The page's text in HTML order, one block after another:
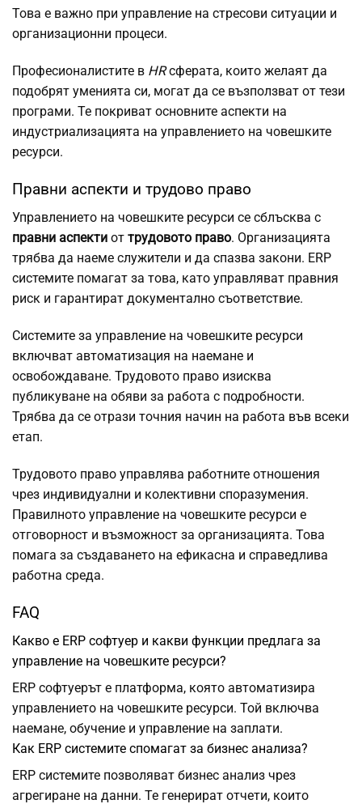
Това е важно при управление на стресови ситуации и
организационни процеси.
Професионалистите в HRсферата, които желаят да
подобрят уменията си, могат да се възползват от тези
програми. Те покриват основните аспекти на
индустриализацията на управлението на човешките
ресурси.
Правни аспекти и трудово право
Управлението на човешките ресурси се сблъсква с
правни аспекти от трудовото право. Организацията
трябва да наеме служители и да спазва закони. ERP
системите помагат за това, като управляват правния
риск и гарантират документално съответствие.
Системите за управление на човешките ресурси
включват автоматизация на наемане и
освобождаване. Трудовото право изисква
публикуване на обяви за работа с подробности.
Трябва да се отрази точния начин на работа във всеки
етап.
Трудовото право управлява работните отношения
чрез индивидуални и колективни споразумения.
Правилното управление на човешките ресурси е
отговорност и възможност за организацията. Това
помага за създаването на ефикасна и справедлива
работна среда.
FAQ
Какво е ERP софтуер и какви функции предлага за
управление на човешките ресурси?
ERP софтуерът е платформа, която автоматизира
управлението на човешките ресурси. Той включва
наемане, обучение и управление на заплати.
Как ERP системите спомагат за бизнес анализа?
ERP системите позволяват бизнес анализ чрез
агрегиране на данни. Те генерират отчети, които